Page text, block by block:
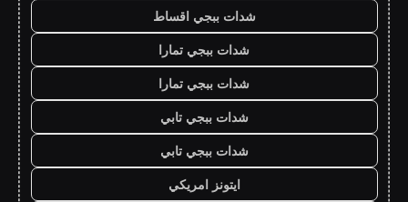
شدات ببجي اقساط
شدات ببجي تمارا
شدات ببجي تمارا
شدات ببجي تابي
شدات ببجي تابي
ايتونز امريكي